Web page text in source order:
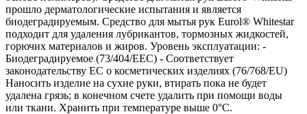
прошло дерматологические испытания и является
биодеградируемым. Средство для мытья рук Eurol® Whitestar
подходит для удаления лубрикантов, тормозных жидкостей,
горючих материалов и жиров. Уровень эксплуатации: -
Биодеградируемое (73/404/EEC) - Соответствует
законодательству ЕС о косметических изделиях (76/768/EU)
Наносить изделие на сухие руки, втирать пока не будет
удалена грязь; в конечном счете удалить при помощи воды
или ткани. Хранить при температуре выше 0°C.